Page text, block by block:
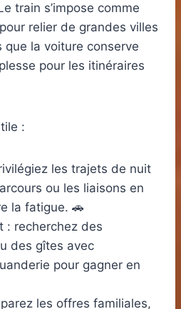
train s’impose comme
relier de grandes villes
que la voiture conserve
pour les itinéraires
:
les trajets de nuit
ou les liaisons en
la fatigue. 🚗
: recherchez des
des gîtes avec
pour gagner en
les offres familiales,